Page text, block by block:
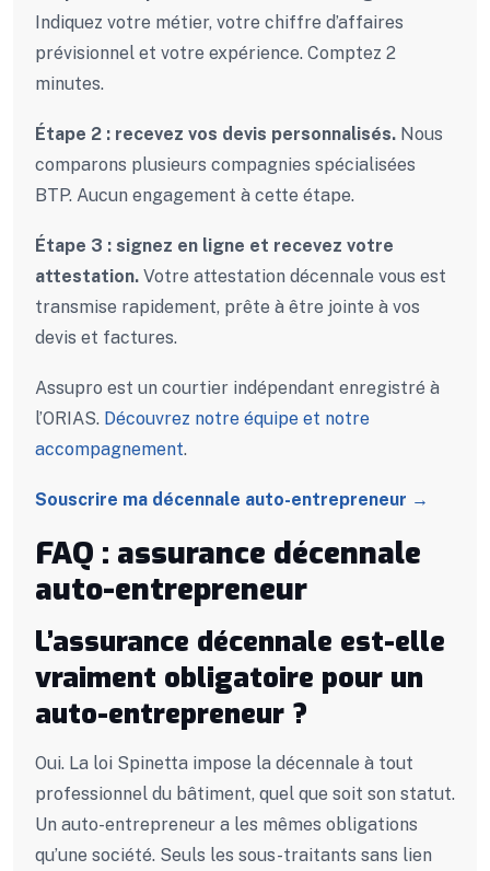
Indiquez votre métier, votre chiffre d’affaires
prévisionnel et votre expérience. Comptez 2
minutes.
Étape 2 : recevez vos devis personnalisés. Nous
comparons plusieurs compagnies spécialisées
BTP. Aucun engagement à cette étape.
Étape 3 : signez en ligne et recevez votre
attestation. Votre attestation décennale vous est
transmise rapidement, prête à être jointe à vos
devis et factures.
Assupro est un courtier indépendant enregistré à
l’ORIAS. Découvrez notre équipe et notre
accompagnement.
Souscrire ma décennale auto-entrepreneur →
FAQ : assurance décennale
auto-entrepreneur
L’assurance décennale est-elle
vraiment obligatoire pour un
auto-entrepreneur ?
Oui. La loi Spinetta impose la décennale à tout
professionnel du bâtiment, quel que soit son statut.
Un auto-entrepreneur a les mêmes obligations
qu’une société. Seuls les sous-traitants sans lien